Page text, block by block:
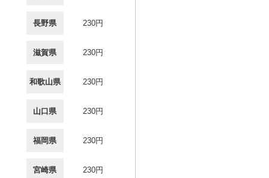
長野県 230円
滋賀県 230円
和歌山県 230円
山口県 230円
福岡県 230円
宮崎県 230円